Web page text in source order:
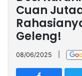
Nasional
International
Olahraga
Entertainment
Daerah
Pariwisata
Kuliner
Kolom
Network
PT
TREETAN
Cuan
Geleng!
08/06/2025